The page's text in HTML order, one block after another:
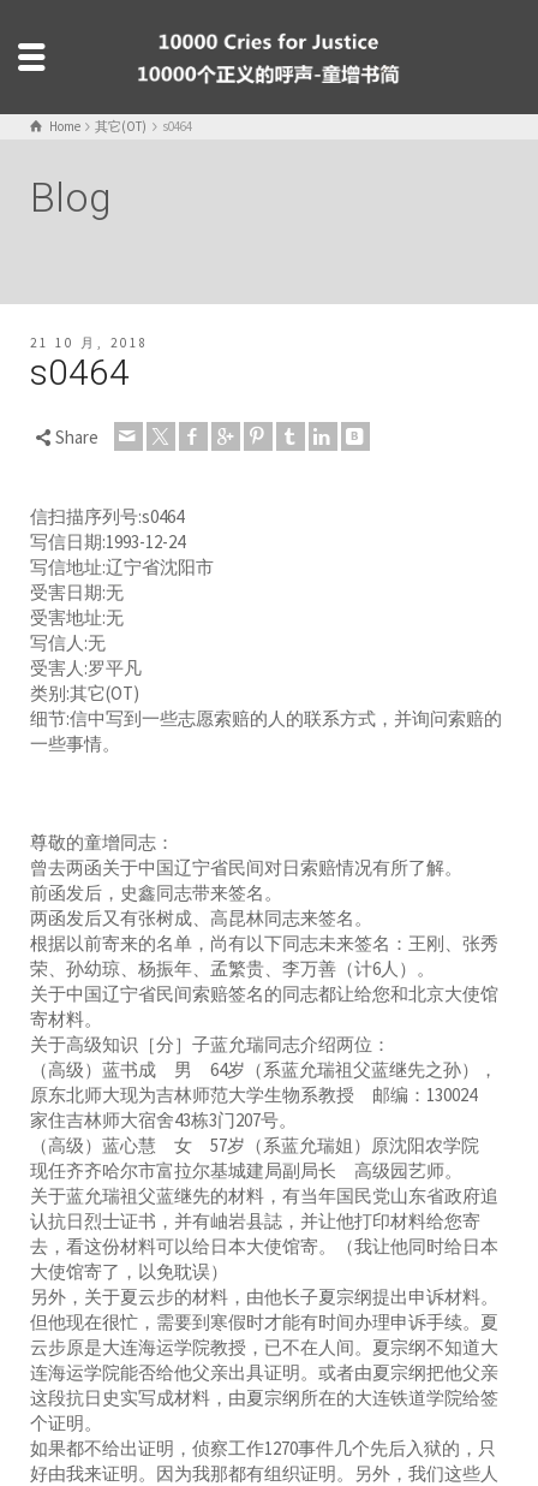
Home 其它(OT) s0464
Blog
21 10 月, 2018
s0464
Share
信扫描序列号:s0464
写信日期:1993-12-24
写信地址:辽宁省沈阳市
受害日期:无
受害地址:无
写信人:无
受害人:罗平凡
类别:其它(OT)
细节:信中写到一些志愿索赔的人的联系方式，并询问索赔的
一些事情。
尊敬的童增同志：
曾去两函关于中国辽宁省民间对日索赔情况有所了解。
前函发后，史鑫同志带来签名。
两函发后又有张树成、高昆林同志来签名。
根据以前寄来的名单，尚有以下同志未来签名：王刚、张秀
荣、孙幼琼、杨振年、孟繁贵、李万善（计6人）。
关于中国辽宁省民间索赔签名的同志都让给您和北京大使馆
寄材料。
关于高级知识［分］子蓝允瑞同志介绍两位：
（高级）蓝书成 男 64岁（系蓝允瑞祖父蓝继先之孙），
原东北师大现为吉林师范大学生物系教授 邮编：130024
家住吉林师大宿舍43栋3门207号。
（高级）蓝心慧 女 57岁（系蓝允瑞姐）原沈阳农学院
现任齐齐哈尔市富拉尔基城建局副局长 高级园艺师。
关于蓝允瑞祖父蓝继先的材料，有当年国民党山东省政府追
认抗日烈士证书，并有岫岩县誌，并让他打印材料给您寄
去，看这份材料可以给日本大使馆寄。（我让他同时给日本
大使馆寄了，以免耽误）
另外，关于夏云步的材料，由他长子夏宗纲提出申诉材料。
但他现在很忙，需要到寒假时才能有时间办理申诉手续。夏
云步原是大连海运学院教授，已不在人间。夏宗纲不知道大
连海运学院能否给他父亲出具证明。或者由夏宗纲把他父亲
这段抗日史实写成材料，由夏宗纲所在的大连铁道学院给签
个证明。
如果都不给出证明，侦察工作1270事件几个先后入狱的，只
好由我来证明。因为我那都有组织证明。另外，我们这些人